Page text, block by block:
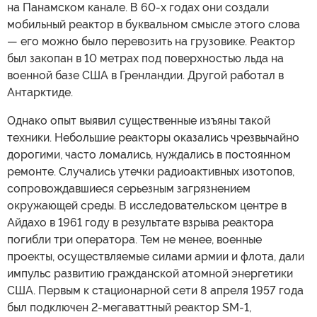
на Панамском канале. В 60-х годах они создали
мобильный реактор в буквальном смысле этого слова
— его можно было перевозить на грузовике. Реактор
был закопан в 10 метрах под поверхностью льда на
военной базе США в Гренландии. Другой работал в
Антарктиде.
Однако опыт выявил существенные изъяны такой
техники. Небольшие реакторы оказались чрезвычайно
дорогими, часто ломались, нуждались в постоянном
ремонте. Случались утечки радиоактивных изотопов,
сопровождавшиеся серьезным загрязнением
окружающей среды. В исследовательском центре в
Айдахо в 1961 году в результате взрыва реактора
погибли три оператора. Тем не менее, военные
проекты, осуществляемые силами армии и флота, дали
импульс развитию гражданской атомной энергетики
США. Первым к стационарной сети 8 апреля 1957 года
был подключен 2-мегаваттный реактор SM-1,